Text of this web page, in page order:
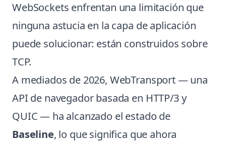
WebSockets enfrentan una limitación que
ninguna astucia en la capa de aplicación
puede solucionar: están construidos sobre
TCP.
A mediados de 2026, WebTransport — una
API de navegador basada en HTTP/3 y
QUIC — ha alcanzado el estado de
Baseline, lo que significa que ahora